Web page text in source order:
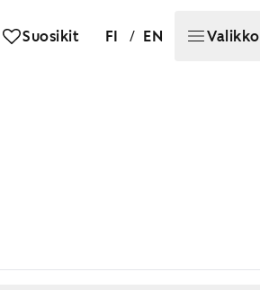
Suosikit FI / EN Valikko